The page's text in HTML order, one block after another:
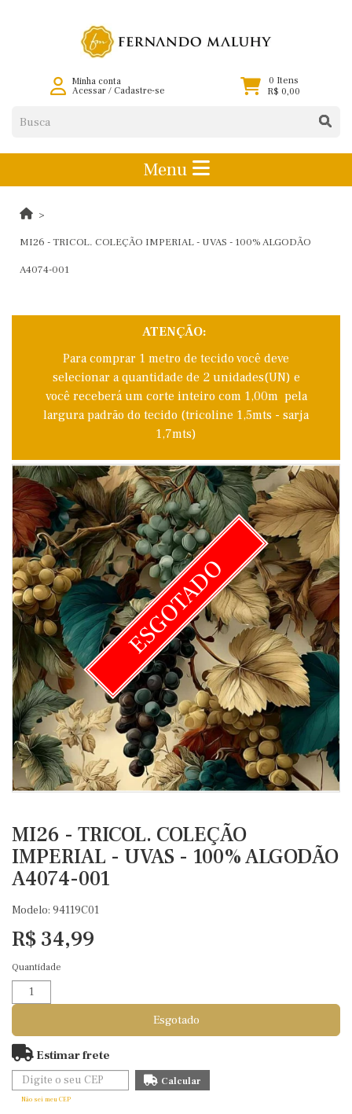
Minha conta
Acessar/ Cadastre-se
0 Itens
R$ 0,00
Menu
MI26 - TRICOL. COLEÇÃO IMPERIAL - UVAS - 100% ALGODÃO
A4074-001
ATENÇÃO:
Para comprar 1 metro de tecido você deve
selecionar a quantidade de 2 unidades(UN) e
você receberá um corte inteiro com 1,00m pela
largura padrão do tecido (tricoline 1,5mts - sarja
1,7mts)
ESGOTADO
MI26 - TRICOL. COLEÇÃO
IMPERIAL - UVAS - 100% ALGODÃO
A4074-001
Modelo: 94119C01
R$ 34,99
Quantidade
Esgotado
Estimar frete
Não sei meu CEP